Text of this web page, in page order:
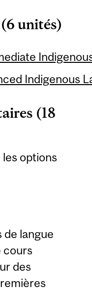
unités)
Indigenous
(18
options
de langue
cours
des